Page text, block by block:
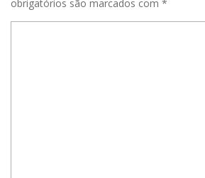
obrigatórios são marcados com *